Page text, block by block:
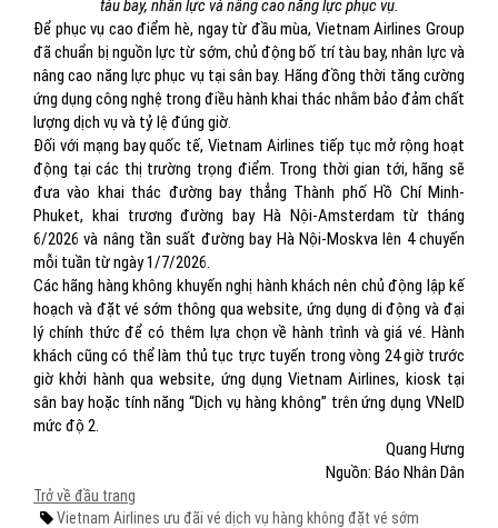
tàu bay, nhân lực và nâng cao năng lực phục vụ.
Để phục vụ cao điểm hè, ngay từ đầu mùa, Vietnam Airlines Group
đã chuẩn bị nguồn lực từ sớm, chủ động bố trí tàu bay, nhân lực và
nâng cao năng lực phục vụ tại sân bay. Hãng đồng thời tăng cường
ứng dụng công nghệ trong điều hành khai thác nhằm bảo đảm chất
lượng dịch vụ và tỷ lệ đúng giờ.
Đối với mạng bay quốc tế, Vietnam Airlines tiếp tục mở rộng hoạt
động tại các thị trường trọng điểm. Trong thời gian tới, hãng sẽ
đưa vào khai thác đường bay thẳng Thành phố Hồ Chí Minh-
Phuket, khai trương đường bay Hà Nội-Amsterdam từ tháng
6/2026 và nâng tần suất đường bay Hà Nội-Moskva lên 4 chuyến
mỗi tuần từ ngày 1/7/2026.
Các hãng hàng không khuyến nghị hành khách nên chủ động lập kế
hoạch và đặt vé sớm thông qua website, ứng dụng di động và đại
lý chính thức để có thêm lựa chọn về hành trình và giá vé. Hành
khách cũng có thể làm thủ tục trực tuyến trong vòng 24 giờ trước
giờ khởi hành qua website, ứng dụng Vietnam Airlines, kiosk tại
sân bay hoặc tính năng “Dịch vụ hàng không” trên ứng dụng VNeID
mức độ 2.​
Quang Hưng
Nguồn: Báo Nhân Dân
Trở về đầu trang
Vietnam Airlines ưu đãi vé dịch vụ hàng không đặt vé sớm